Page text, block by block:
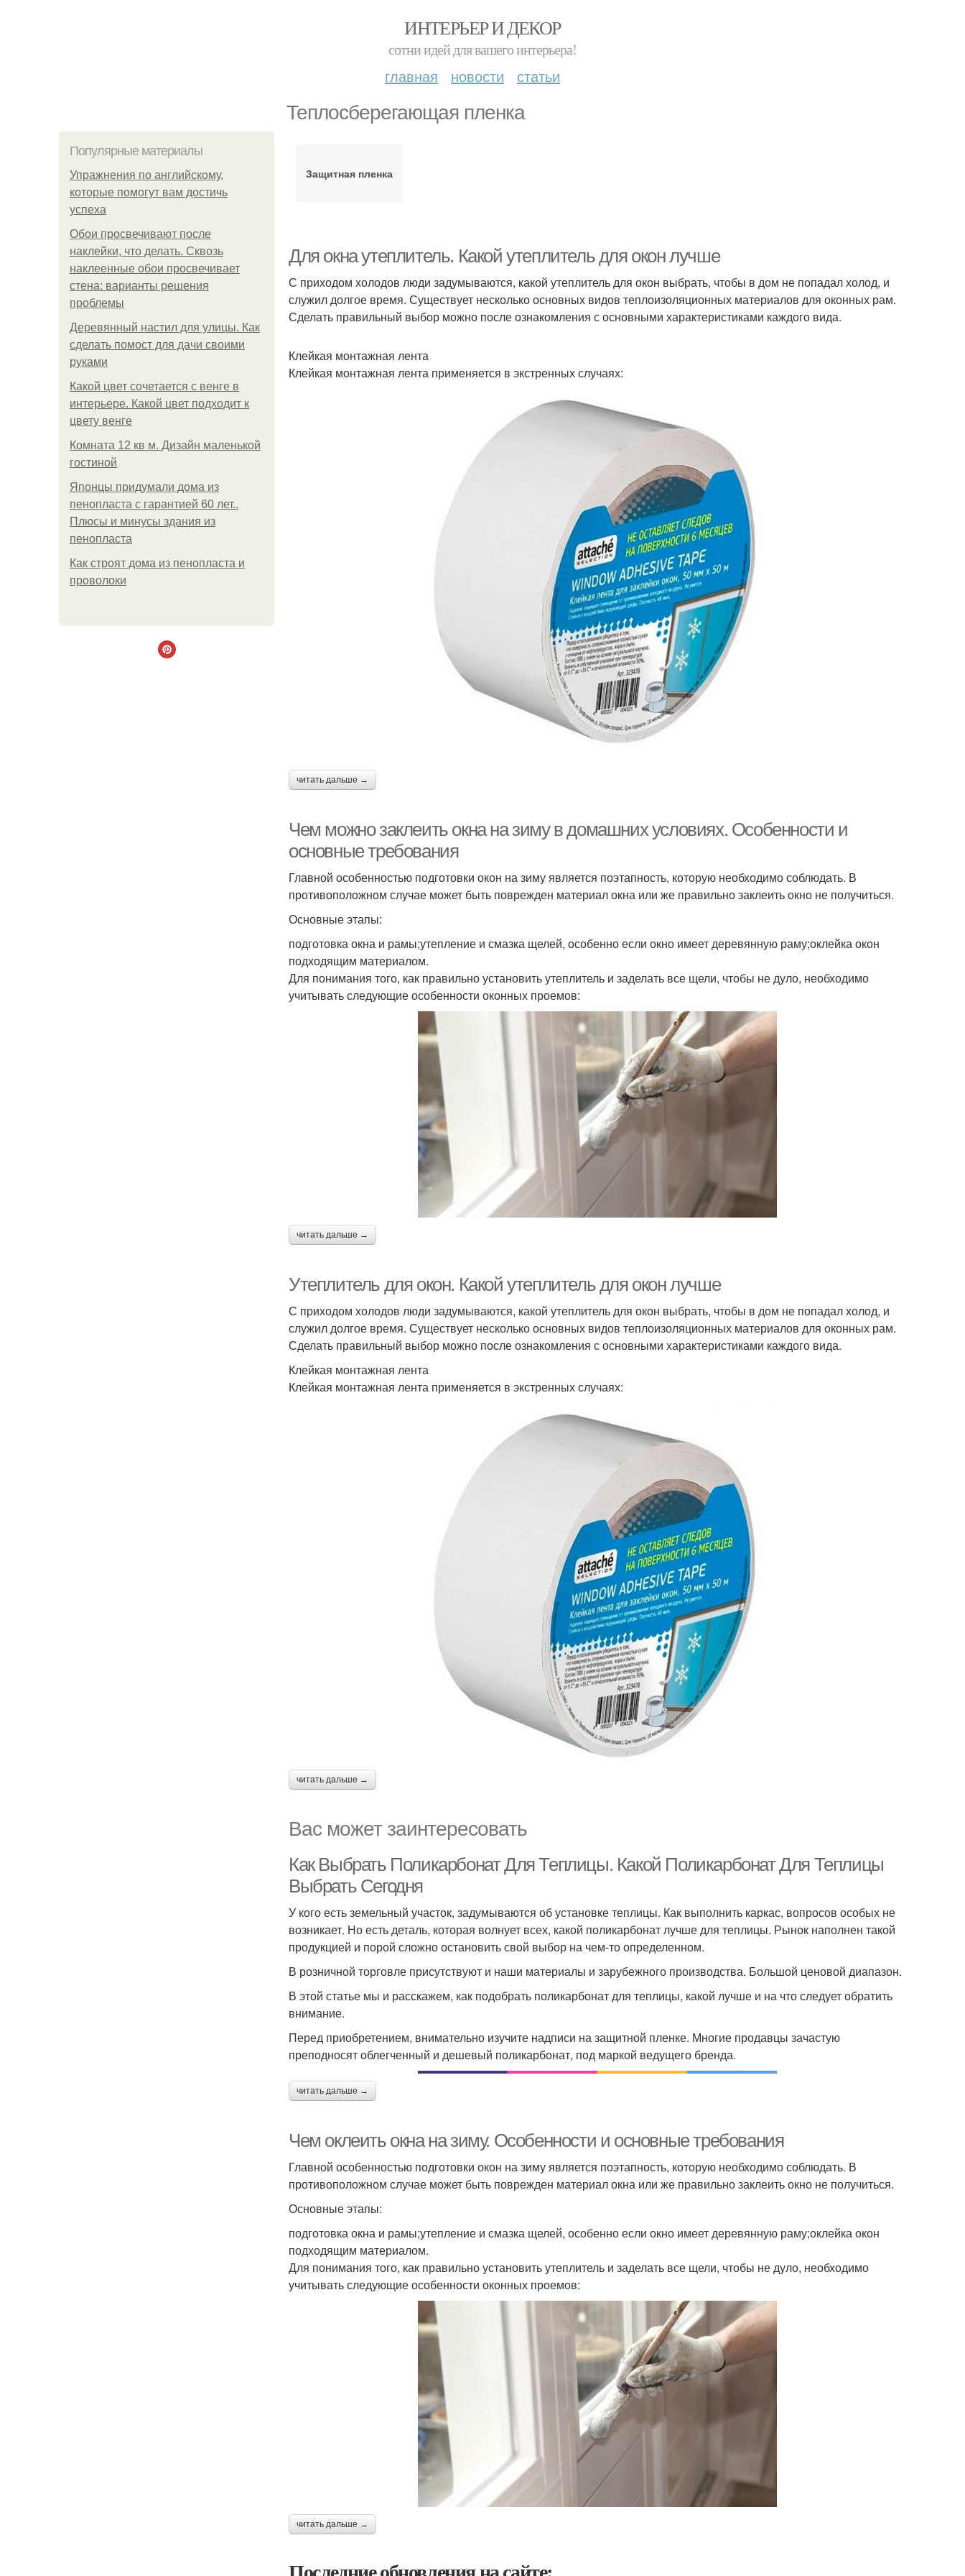
ИНТЕРЬЕР И ДЕКОР
сотни идей для вашего интерьера!
главная новости статьи
Теплосберегающая пленка
Популярные материалы
Упражнения по английскому,
которые помогут вам достичь
успеха
Обои просвечивают после
наклейки, что делать. Сквозь
наклеенные обои просвечивает
стена: варианты решения
проблемы
Деревянный настил для улицы. Как
сделать помост для дачи своими
руками
Какой цвет сочетается с венге в
интерьере. Какой цвет подходит к
цвету венге
Комната 12 кв м. Дизайн маленькой
гостиной
Японцы придумали дома из
пенопласта с гарантией 60 лет..
Плюсы и минусы здания из
пенопласта
Как строят дома из пенопласта и
проволоки
Защитная пленка
Для окна утеплитель. Какой утеплитель для окон лучше
С приходом холодов люди задумываются, какой утеплитель для окон выбрать, чтобы в дом не попадал холод, и
служил долгое время. Существует несколько основных видов теплоизоляционных материалов для оконных рам.
Сделать правильный выбор можно после ознакомления с основными характеристиками каждого вида.
Клейкая монтажная лента
Клейкая монтажная лента применяется в экстренных случаях:
читать дальше →
Чем можно заклеить окна на зиму в домашних условиях. Особенности и
основные требования
Главной особенностью подготовки окон на зиму является поэтапность, которую необходимо соблюдать. В
противоположном случае может быть поврежден материал окна или же правильно заклеить окно не получиться.
Основные этапы:
подготовка окна и рамы;утепление и смазка щелей, особенно если окно имеет деревянную раму;оклейка окон
подходящим материалом.
Для понимания того, как правильно установить утеплитель и заделать все щели, чтобы не дуло, необходимо
учитывать следующие особенности оконных проемов:
читать дальше →
Утеплитель для окон. Какой утеплитель для окон лучше
С приходом холодов люди задумываются, какой утеплитель для окон выбрать, чтобы в дом не попадал холод, и
служил долгое время. Существует несколько основных видов теплоизоляционных материалов для оконных рам.
Сделать правильный выбор можно после ознакомления с основными характеристиками каждого вида.
Клейкая монтажная лента
Клейкая монтажная лента применяется в экстренных случаях:
читать дальше →
Вас может заинтересовать
Как Выбрать Поликарбонат Для Теплицы. Какой Поликарбонат Для Теплицы
Выбрать Сегодня
У кого есть земельный участок, задумываются об установке теплицы. Как выполнить каркас, вопросов особых не
возникает. Но есть деталь, которая волнует всех, какой поликарбонат лучше для теплицы. Рынок наполнен такой
продукцией и порой сложно остановить свой выбор на чем-то определенном.
В розничной торговле присутствуют и наши материалы и зарубежного производства. Большой ценовой диапазон.
В этой статье мы и расскажем, как подобрать поликарбонат для теплицы, какой лучше и на что следует обратить
внимание.
Перед приобретением, внимательно изучите надписи на защитной пленке. Многие продавцы зачастую
преподносят облегченный и дешевый поликарбонат, под маркой ведущего бренда.
читать дальше →
Чем оклеить окна на зиму. Особенности и основные требования
Главной особенностью подготовки окон на зиму является поэтапность, которую необходимо соблюдать. В
противоположном случае может быть поврежден материал окна или же правильно заклеить окно не получиться.
Основные этапы:
подготовка окна и рамы;утепление и смазка щелей, особенно если окно имеет деревянную раму;оклейка окон
подходящим материалом.
Для понимания того, как правильно установить утеплитель и заделать все щели, чтобы не дуло, необходимо
учитывать следующие особенности оконных проемов:
читать дальше →